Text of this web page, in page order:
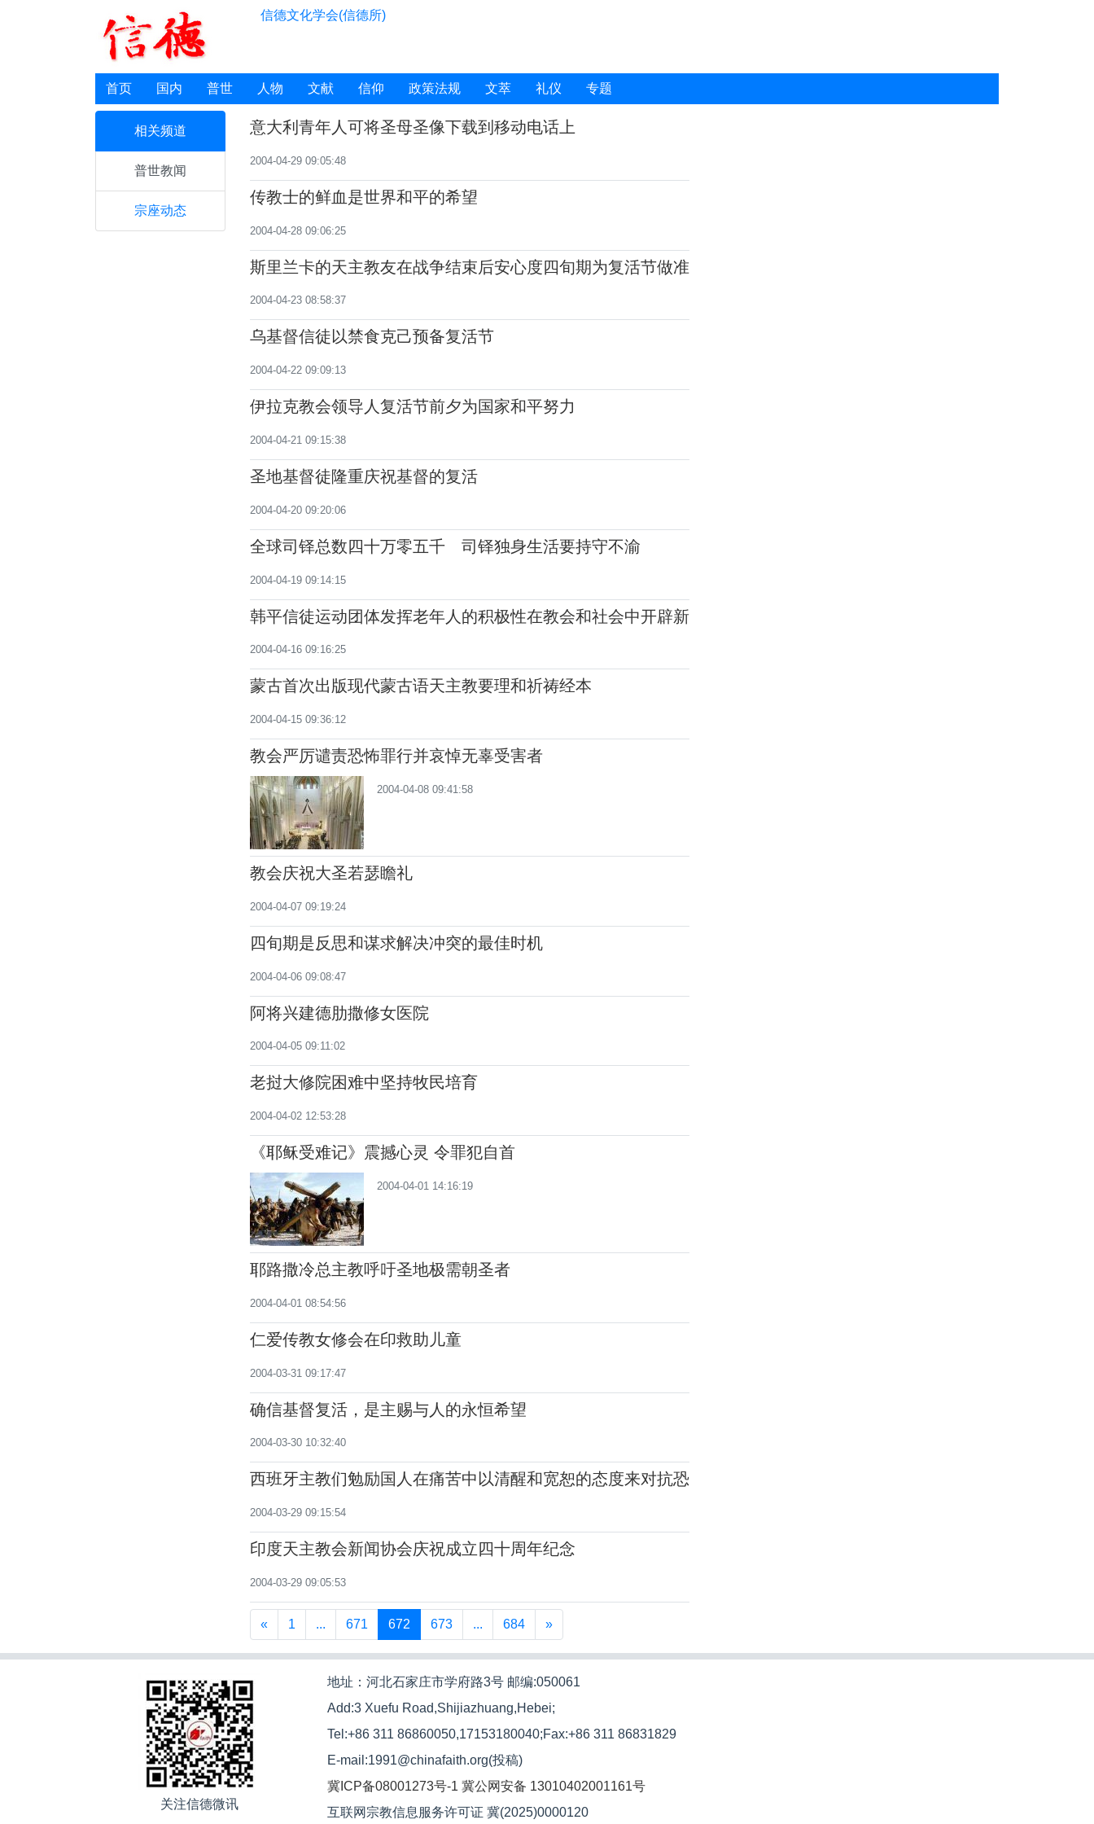
信德文化学会(信德所)
首页 国内 普世 人物 文献 信仰 政策法规 文萃 礼仪 专题
相关频道
普世教闻
宗座动态
意大利青年人可将圣母圣像下载到移动电话上
2004-04-29 09:05:48
传教士的鲜血是世界和平的希望
2004-04-28 09:06:25
斯里兰卡的天主教友在战争结束后安心度四旬期为复活节做准
2004-04-23 08:58:37
乌基督信徒以禁食克己预备复活节
2004-04-22 09:09:13
伊拉克教会领导人复活节前夕为国家和平努力
2004-04-21 09:15:38
圣地基督徒隆重庆祝基督的复活
2004-04-20 09:20:06
全球司铎总数四十万零五千 司铎独身生活要持守不渝
2004-04-19 09:14:15
韩平信徒运动团体发挥老年人的积极性在教会和社会中开辟新
2004-04-16 09:16:25
蒙古首次出版现代蒙古语天主教要理和祈祷经本
2004-04-15 09:36:12
教会严厉谴责恐怖罪行并哀悼无辜受害者
2004-04-08 09:41:58
教会庆祝大圣若瑟瞻礼
2004-04-07 09:19:24
四旬期是反思和谋求解决冲突的最佳时机
2004-04-06 09:08:47
阿将兴建德肋撒修女医院
2004-04-05 09:11:02
老挝大修院困难中坚持牧民培育
2004-04-02 12:53:28
《耶稣受难记》震撼心灵 令罪犯自首
2004-04-01 14:16:19
耶路撒冷总主教呼吁圣地极需朝圣者
2004-04-01 08:54:56
仁爱传教女修会在印救助儿童
2004-03-31 09:17:47
确信基督复活，是主赐与人的永恒希望
2004-03-30 10:32:40
西班牙主教们勉励国人在痛苦中以清醒和宽恕的态度来对抗恐
2004-03-29 09:15:54
印度天主教会新闻协会庆祝成立四十周年纪念
2004-03-29 09:05:53
« 1 ... 671 672 673 ... 684 »
关注信德微讯
地址：河北石家庄市学府路3号 邮编:050061
Add:3 Xuefu Road,Shijiazhuang,Hebei;
Tel:+86 311 86860050,17153180040;Fax:+86 311 86831829
E-mail:1991@chinafaith.org(投稿)
冀ICP备08001273号-1 冀公网安备 13010402001161号
互联网宗教信息服务许可证 冀(2025)0000120